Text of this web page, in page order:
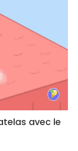
avec le